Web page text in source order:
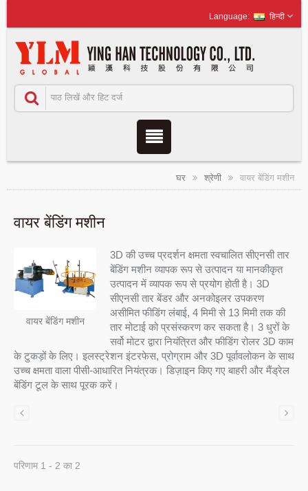
हिन्दी
घर श्रेणी वायर बेंडिंग मशीन
वायर बेंडिंग मशीन
वायर बेंडिंग मशीन
3D की उच्च प्रदर्शन क्षमता स्वचालित सीएनसी तार
बेंडिंग मशीन व्यापक रूप से उत्पादन या मानकीकृत
उत्पादन में व्यापक रूप से प्रयोग होती है। 3D
सीएनसी तार बेंडर और अनकोइलर उपकरण
असीमित फीडिंग लंबाई, 4 मिमी से 13 मिमी तक की
तार मोटाई को प्रसंस्करण कर सकता है। 3 धुरों के
सर्वो मोटर द्वारा नियंत्रित और फीडिंग रोलर 3D काम
के टुकड़ों के लिए। इलस्ट्रेशन इंटरफेस, प्रोग्राम और 3D पूर्वावलोकन के साथ
उच्च क्षमता वाला पीसी-आधारित नियंत्रक। डिज़ाइन किए गए बाहरी और मैंड्रेल
बेंडिंग टूल के साथ पूरक करें।
परिणाम 1 - 2 का 2